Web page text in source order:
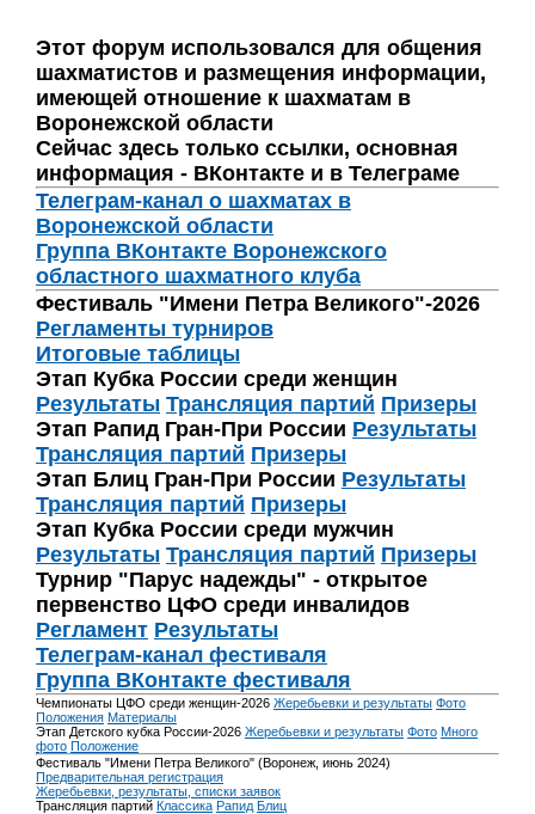
Этот форум использовался для общения
шахматистов и размещения информации,
имеющей отношение к шахматам в
Воронежской области
Сейчас здесь только ссылки, основная
информация - ВКонтакте и в Телеграме
Телеграм-канал о шахматах в
Воронежской области
Группа ВКонтакте Воронежского
областного шахматного клуба
Фестиваль "Имени Петра Великого"-2026
Регламенты турниров
Итоговые таблицы
Этап Кубка России среди женщин
Результаты Трансляция партий Призеры
Этап Рапид Гран-При России Результаты
Трансляция партий Призеры
Этап Блиц Гран-При России Результаты
Трансляция партий Призеры
Этап Кубка России среди мужчин
Результаты Трансляция партий Призеры
Турнир "Парус надежды" - открытое
первенство ЦФО среди инвалидов
Регламент Результаты
Телеграм-канал фестиваля
Группа ВКонтакте фестиваля
Чемпионаты ЦФО среди женщин-2026 Жеребьевки и результаты Фото
Положения Материалы
Этап Детского кубка России-2026 Жеребьевки и результаты Фото Много
фото Положение
Фестиваль "Имени Петра Великого" (Воронеж, июнь 2024)
Предварительная регистрация
Жеребьевки, результаты, списки заявок
Трансляция партий Классика Рапид Блиц